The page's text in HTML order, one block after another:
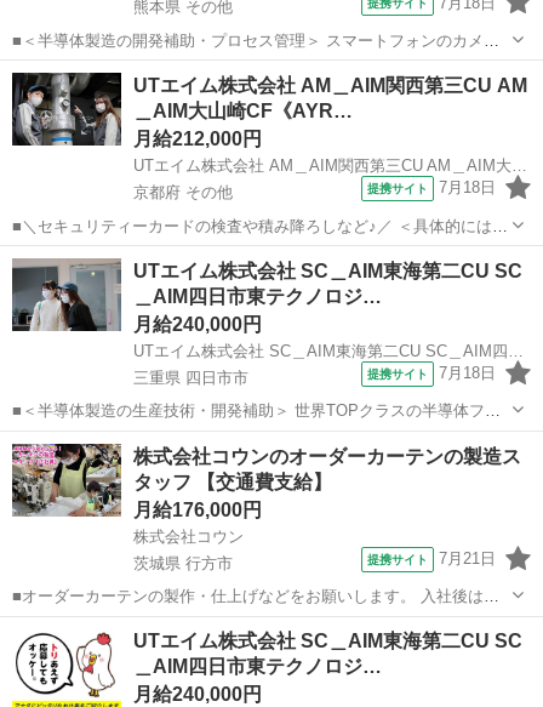
熊本県 その他
提携サイト
■＜半導体製造の開発補助・プロセス管理＞ スマートフォンのカメラ
自動車のセンサー プロジェクターなどに使用される半導体を製造して
います！ 未経験歓迎♪ 新製品の試作開発におけるプロセス管理のお仕
事！ 営業やホテルスタッフ...
熊本 その他 その他
UTエイム株式会社 AM＿AIM関西第三CU AM
＿AIM大山崎CF《AYR…
月給212,000円
UTエイム株式会社 AM＿AIM関西第三CU AM＿AIM大山崎CF《AYRG1C》
京都府 その他
提携サイト 7月18日
■＼セキュリティーカードの検査や積み降ろしなど♪／ ＜具体的には…
＞ ◆仕掛り品の入ったケースを 設備へ投入・取り出しするなどの積み
降ろし(1日5～10回) ◆金型の積み替え(1日1～2回) ◆検査 カードの出
来映え...
京都 その他 その他
UTエイム株式会社 SC＿AIM東海第二CU SC
＿AIM四日市東テクノロジ…
月給240,000円
三重県 四日市市
提携サイト 7月18日
■＜半導体製造の生産技術・開発補助＞ 世界TOPクラスの半導体フラ
ッシュメモリメーカー！ スマホやPCなどに使用される小さな部品で
世の中に貢献できる最先端技術に携われます♪ 生産技術職は、半導体
を高品質・高効率・低コス...
三重 四日市市 その他
株式会社コウンのオーダーカーテンの製造ス
タッフ 【交通費支給】
月給176,000円
株式会社コウン
茨城県 行方市
提携サイト 7月21日
■オーダーカーテンの製作・仕上げなどをお願いします。 入社後は、
簡単なレール部分の部品の取付け作業や糸始末、たたみ作業からスタ
ートします。 その後、ミシンの使い方やまっすぐ縫う練習をします。
難しそうに感じる方も多いですが...
行方市 その他
UTエイム株式会社 SC＿AIM東海第二CU SC
＿AIM四日市東テクノロジ…
月給240,000円